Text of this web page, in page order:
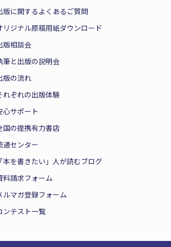
版に関するよくあるご質問
リジナル原稿用紙ダウンロード
版相談会
筆と出版の説明会
版の流れ
れぞれの出版体験
心サポート
国の提携有力書店
通センター
「本を書きたい」人が読むブログ
料請求フォーム
ルマガ登録フォーム
ンテスト一覧